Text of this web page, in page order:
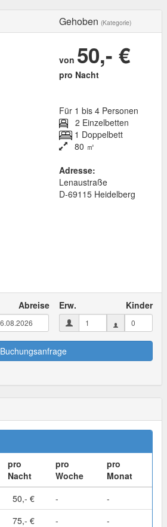
Gehoben (Kategorie)
von 50,- €
pro Nacht
Für 1 bis 4 Personen
2 Einzelbetten
1 Doppelbett
80 ㎡
Adresse:
Lenaustraße
D-69115Heidelberg
Abreise Erw. Kinder
Buchungsanfrage
pro
Nacht
pro
Woche
pro
Monat
50,- € -
-
75,- € -
-